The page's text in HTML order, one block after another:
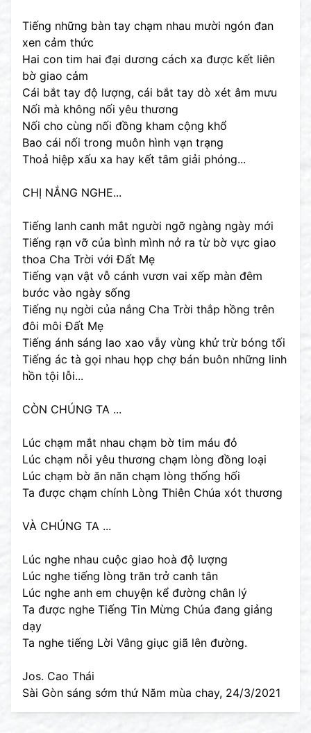
Tiếng những bàn tay chạm nhau mười ngón đan
xen cảm thức
Hai con tim hai đại dương cách xa được kết liên
bờ giao cảm
Cái bắt tay độ lượng, cái bắt tay dò xét âm mưu
Nối mà không nối yêu thương
Nối cho cùng nối đồng kham cộng khổ
Bao cái nối trong muôn hình vạn trạng
Thoả hiệp xấu xa hay kết tâm giải phóng...
CHỊ NẮNG NGHE...
Tiếng lanh canh mắt người ngỡ ngàng ngày mới
Tiếng rạn vỡ của bình mình nở ra từ bờ vực giao
thoa Cha Trời với Đất Mẹ
Tiếng vạn vật vỗ cánh vươn vai xếp màn đêm
bước vào ngày sống
Tiếng nụ ngời của nắng Cha Trời thắp hồng trên
đôi môi Đất Mẹ
Tiếng ánh sáng lao xao vẫy vùng khử trừ bóng tối
Tiếng ác tà gọi nhau họp chợ bán buôn những linh
hồn tội lỗi...
CÒN CHÚNG TA ...
Lúc chạm mắt nhau chạm bờ tim máu đỏ
Lúc chạm nỗi yêu thương chạm lòng đồng loại
Lúc chạm bờ ăn năn chạm lòng thống hối
Ta được chạm chính Lòng Thiên Chúa xót thương
VÀ CHÚNG TA ...
Lúc nghe nhau cuộc giao hoà độ lượng
Lúc nghe tiếng lòng trăn trở canh tân
Lúc nghe anh em chuyện kể đường chân lý
Ta được nghe Tiếng Tin Mừng Chúa đang giảng
dạy
Ta nghe tiếng Lời Vâng giục giã lên đường.
Jos. Cao Thái
Sài Gòn sáng sớm thứ Năm mùa chay, 24/3/2021